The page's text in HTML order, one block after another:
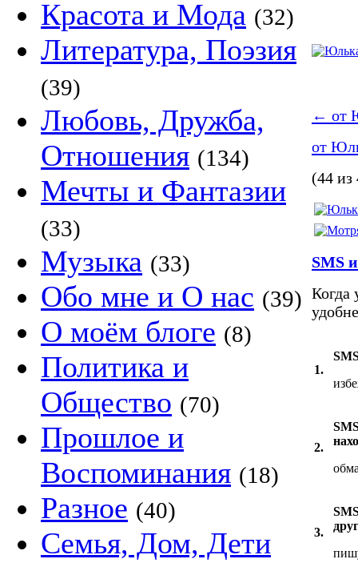
Красота и Мода (32)
Литература, Поэзия
(39)
Любовь, Дружба,
Отношения (134)
Мечты и Фантазии
(33)
Музыка (33)
Обо мне и О нас (39)
О моём блоге (8)
Политика и
Общество (70)
Прошлое и
Воспоминания (18)
Разное (40)
Семья, Дом, Дети
← от
от
(44 из
SMS
Когда
1.
2.
3.